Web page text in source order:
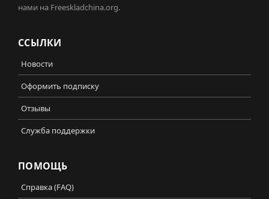
нами на Freeskladchina.org.
ССЫЛКИ
Новости
Оформить подписку
Отзывы
Служба поддержки
ПОМОЩЬ
Справка (FAQ)